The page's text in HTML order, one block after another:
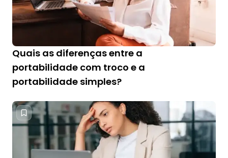
Quais as diferenças entre a
portabilidade com troco e a
portabilidade simples?